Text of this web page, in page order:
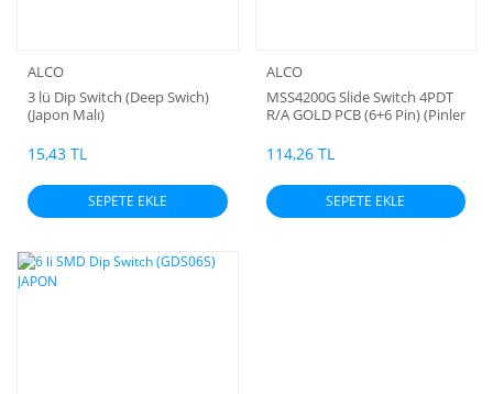
ALCO
3 lü Dip Switch (Deep Swich)
(Japon Malı)
15,43 TL
SEPETE EKLE
ALCO
MSS4200G Slide Switch 4PDT
R/A GOLD PCB (6+6 Pin) (Pinler
114,26 TL
SEPETE EKLE